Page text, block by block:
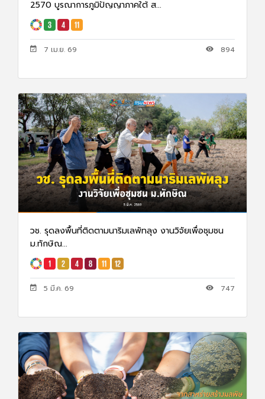
2570 บูรณาการภูมิปัญญาภาคใต้ ส...
7 เม.ย. 69 894
วช. รุดลงพื้นที่ติดตามนาริมเลพัทลุง งานวิจัยเพื่อชุมชน
ม.ทักษิณ...
5 มี.ค. 69 747